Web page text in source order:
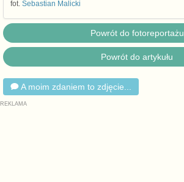
fot. Sebastian Malicki
Powrót do fotoreportażu
Powrót do artykułu
A moim zdaniem to zdjęcie...